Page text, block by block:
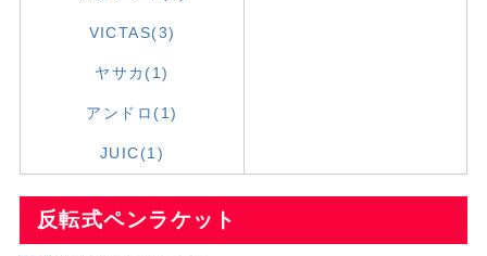
VICTAS(3)
ヤサカ(1)
アンドロ(1)
JUIC(1)
反転式ペンラケット